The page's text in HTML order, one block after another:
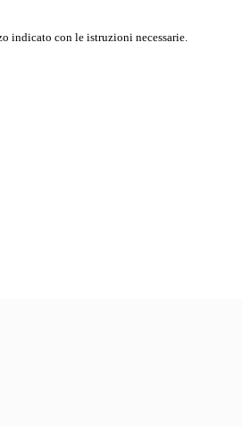
indicato con le istruzioni necessarie.